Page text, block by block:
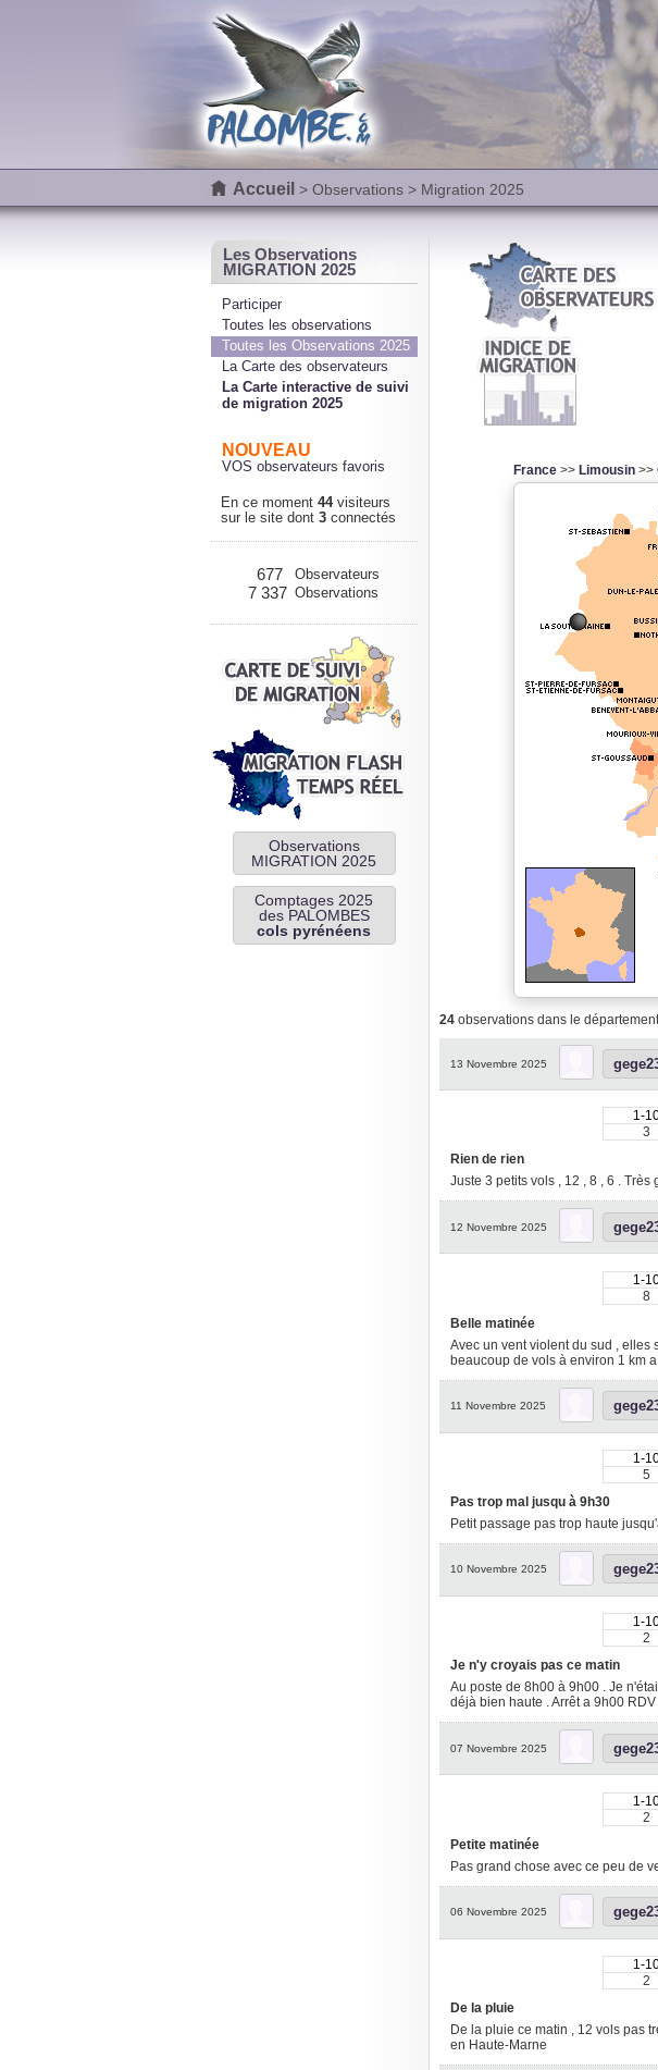
Accueil > Observations> Migration 2025
Les Observations
MIGRATION 2025
Participer
Toutes les observations
Toutes les Observations 2025
La Carte des observateurs
La Carte interactive de suivi
de migration 2025
NOUVEAU
VOS observateurs favoris
En ce moment 44visiteurs
sur le site dont 3connectés
677 Observateurs
7 337 Observations
Observations
MIGRATION 2025
Comptages 2025
des PALOMBES
cols pyrénéens
France>> Limousin>>
24observations dans le
13 Novembre 2025
1-
3
Rien de rien
Juste 3 petits vols , 12 , 8 , 6 . Très
12 Novembre 2025
1-
8
Belle matinée
Avec un vent violent du sud , elles
beaucoup de vols à environ 1 km
11 Novembre 2025
1-
5
Pas trop mal jusqu à 9h30
Petit passage pas trop haute
10 Novembre 2025
1-
2
Je n'y croyais pas ce matin
Au poste de 8h00 à 9h00 . Je
déjà bien haute . Arrêt a 9h00
07 Novembre 2025
1-
2
Petite matinée
Pas grand chose avec ce peu de
06 Novembre 2025
1-
2
De la pluie
De la pluie ce matin , 12 vols pas
en Haute-Marne